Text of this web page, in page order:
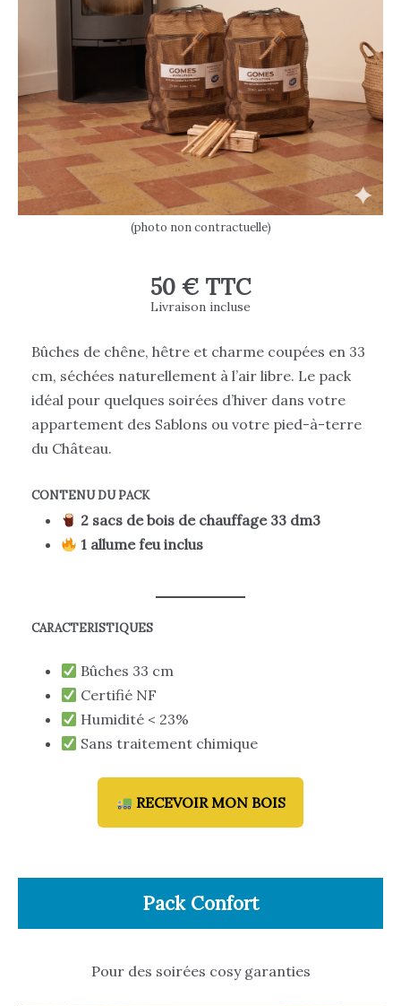
(photo non contractuelle)
50 € TTC
Livraison incluse
Bûches de chêne, hêtre et charme coupées en 33
cm, séchées naturellement à l’air libre. Le pack
idéal pour quelques soirées d’hiver dans votre
appartement des Sablons ou votre pied-à-terre
du Château.
CONTENU DU PACK
2 sacs de bois de chauffage 33 dm3
1 allume feu inclus
CARACTERISTIQUES
Bûches 33 cm
Certifié NF
Humidité < 23%
Sans traitement chimique
RECEVOIR MON BOIS
Pack Confort
Pour des soirées cosy garanties